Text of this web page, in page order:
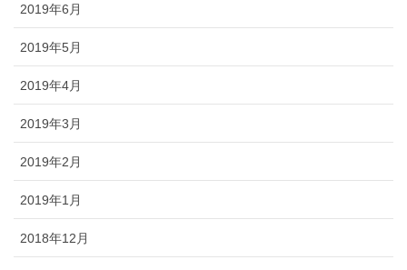
2019年6月
2019年5月
2019年4月
2019年3月
2019年2月
2019年1月
2018年12月